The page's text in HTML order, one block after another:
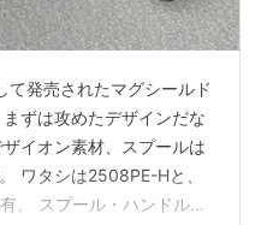
発売されたマグシールド
ずは攻めたデザインだな
イオン素材、スプールは
ワタシは2508PE-Hと、
。 スプール・ハンドルと